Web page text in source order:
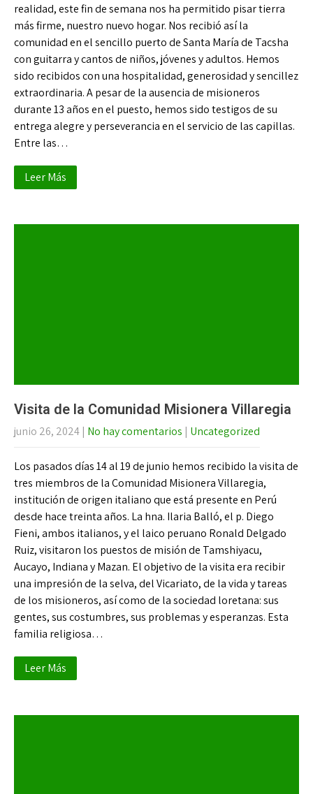
realidad, este fin de semana nos ha permitido pisar tierra
más firme, nuestro nuevo hogar. Nos recibió así la
comunidad en el sencillo puerto de Santa María de Tacsha
con guitarra y cantos de niños, jóvenes y adultos. Hemos
sido recibidos con una hospitalidad, generosidad y sencillez
extraordinaria. A pesar de la ausencia de misioneros
durante 13 años en el puesto, hemos sido testigos de su
entrega alegre y perseverancia en el servicio de las capillas.
Entre las…
Leer Más
Visita de la Comunidad Misionera Villaregia
junio 26, 2024 | No hay comentarios | Uncategorized
Los pasados días 14 al 19 de junio hemos recibido la visita de
tres miembros de la Comunidad Misionera Villaregia,
institución de origen italiano que está presente en Perú
desde hace treinta años. La hna. Ilaria Balló, el p. Diego
Fieni, ambos italianos, y el laico peruano Ronald Delgado
Ruiz, visitaron los puestos de misión de Tamshiyacu,
Aucayo, Indiana y Mazan. El objetivo de la visita era recibir
una impresión de la selva, del Vicariato, de la vida y tareas
de los misioneros, así como de la sociedad loretana: sus
gentes, sus costumbres, sus problemas y esperanzas. Esta
familia religiosa…
Leer Más